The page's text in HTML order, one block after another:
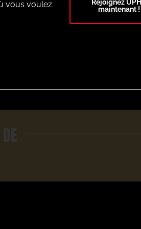
vous voulez.
Rejoignez
maintenant !